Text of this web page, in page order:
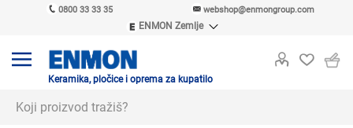
0800 33 33 35 webshop@enmongroup.com
ENMON Zemlje
ENMON MKD
Keramika, pločice i oprema za kupatilo